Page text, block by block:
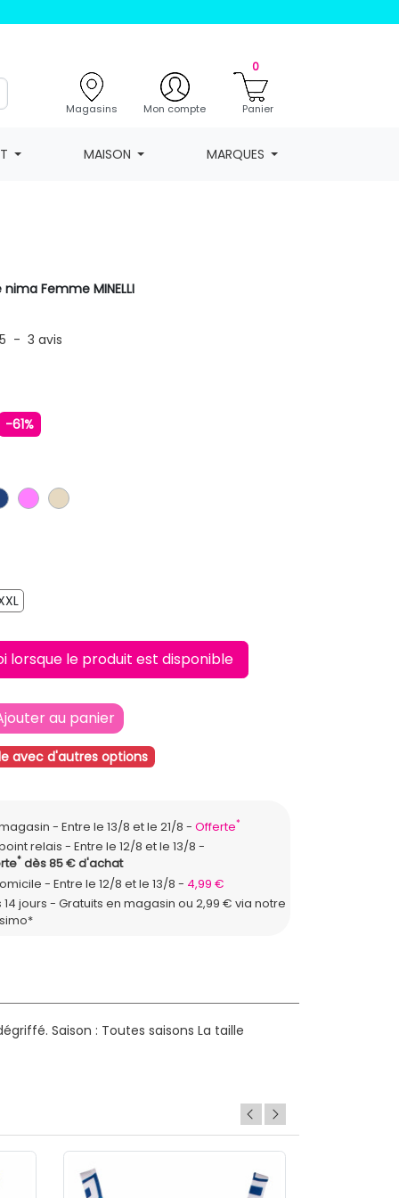
Magasins Mon compte
0
Panier
MAISON MARQUES
Femme MINELLI
5 - 3avis
-61%
BLEU FONCE
ROSEBEIGE
XXL
lorsque le produit est disponible
au panier
avec d'autres options
Entre le 13/8 et le 21/8 Offerte*
relais
Entre le 12/8 et le 13/8
*dès 85 € d'achat
Entre le 12/8 et le 13/8
4,99 €
14 jours - Gratuits en magasin ou 2,99 € via notre
Saison : Toutes saisons La taille